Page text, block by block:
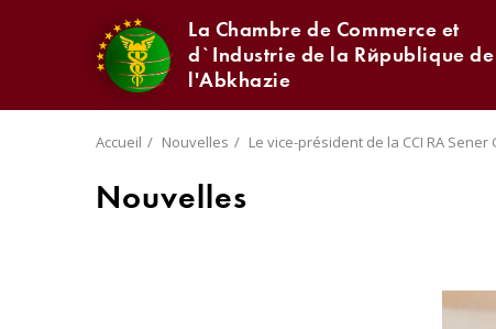
La Chambre de Commerce et
d`Industrie de la République de
l'Abkhazie
Accueil Nouvelles Le vice-président de la CCI RA
Nouvelles